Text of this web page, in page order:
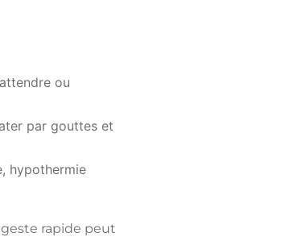
ou
par gouttes et
hypothermie
geste rapide peut